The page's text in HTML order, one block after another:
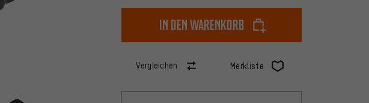
In den Warenkorb
Vergleichen Merkliste